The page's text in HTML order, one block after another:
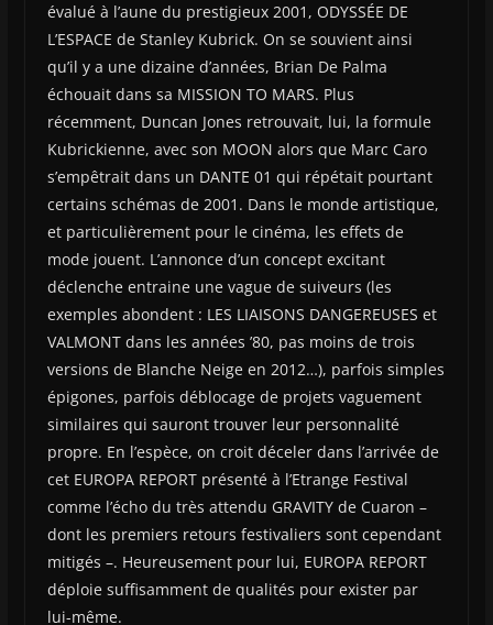
évalué à l’aune du prestigieux 2001, ODYSSÉE DE
L’ESPACE de Stanley Kubrick. On se souvient ainsi
qu’il y a une dizaine d’années, Brian De Palma
échouait dans sa MISSION TO MARS. Plus
récemment, Duncan Jones retrouvait, lui, la formule
Kubrickienne, avec son MOON alors que Marc Caro
s’empêtrait dans un DANTE 01 qui répétait pourtant
certains schémas de 2001. Dans le monde artistique,
et particulièrement pour le cinéma, les effets de
mode jouent. L’annonce d’un concept excitant
déclenche entraine une vague de suiveurs (les
exemples abondent : LES LIAISONS DANGEREUSES et
VALMONT dans les années ’80, pas moins de trois
versions de Blanche Neige en 2012…), parfois simples
épigones, parfois déblocage de projets vaguement
similaires qui sauront trouver leur personnalité
propre. En l’espèce, on croit déceler dans l’arrivée de
cet EUROPA REPORT présenté à l’Etrange Festival
comme l’écho du très attendu GRAVITY de Cuaron –
dont les premiers retours festivaliers sont cependant
mitigés –. Heureusement pour lui, EUROPA REPORT
déploie suffisamment de qualités pour exister par
lui-même.